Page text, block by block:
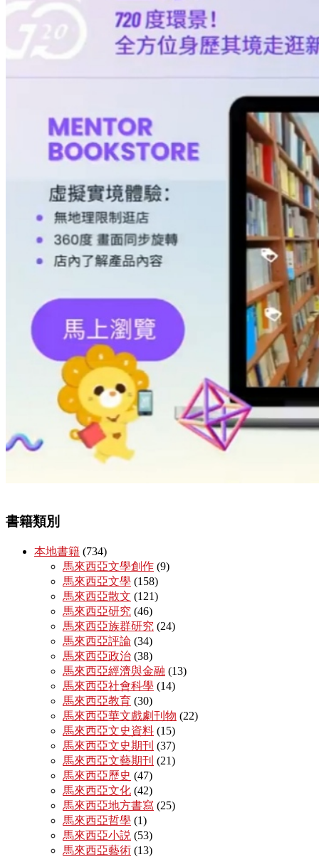
書籍類別
本地書籍 (734)
馬來西亞文學創作 (9)
馬來西亞文學 (158)
馬來西亞散文 (121)
馬來西亞研究 (46)
馬來西亞族群研究 (24)
馬來西亞評論 (34)
馬來西亞政治 (38)
馬來西亞經濟與金融 (13)
馬來西亞社會科學 (14)
馬來西亞教育 (30)
馬來西亞華文戲劇刊物 (22)
馬來西亞文史資料 (15)
馬來西亞文史期刊 (37)
馬來西亞文藝期刊 (21)
馬來西亞歷史 (47)
馬來西亞文化 (42)
馬來西亞地方書寫 (25)
馬來西亞哲學 (1)
馬來西亞小説 (53)
馬來西亞藝術 (13)